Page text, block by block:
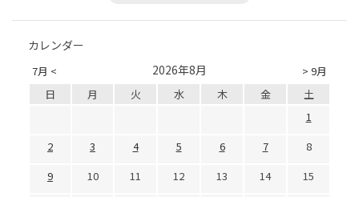
カレンダー
7月 < > 9月
2026年8月
日 月 火 水 木 金
土
1
2
3 4 5 6 7
8
9
10 11 12 13 14
15